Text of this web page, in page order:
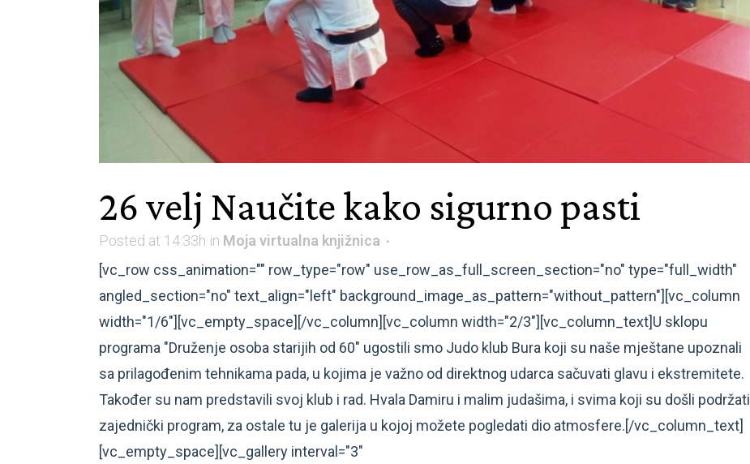
26 velj Naučite kako sigurno pasti
Posted at 14:33h in Moja virtualna knjižnica
[vc_row css_animation="" row_type="row" use_row_as_full_screen_section="no" type="full_width"
angled_section="no" text_align="left" background_image_as_pattern="without_pattern"][vc_column
width="1/6"][vc_empty_space][/vc_column][vc_column width="2/3"][vc_column_text]U sklopu
programa "Druženje osoba starijih od 60" ugostili smo Judo klub Bura koji su naše mještane upoznali
sa prilagođenim tehnikama pada, u kojima je važno od direktnog udarca sačuvati glavu i ekstremitete.
Također su nam predstavili svoj klub i rad. Hvala Damiru i malim judašima, i svima koji su došli podržati
zajednički program, za ostale tu je galerija u kojoj možete pogledati dio atmosfere.[/vc_column_text]
[vc_empty_space][vc_gallery interval="3"